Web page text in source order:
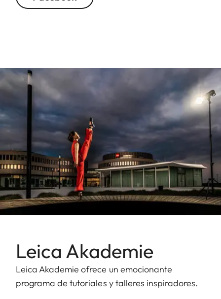
Leica Akademie
Leica Akademie ofrece un emocionante
programa de tutoriales y talleres inspiradores.